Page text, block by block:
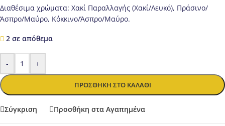
Διαθέσιμα χρώματα: Χακί Παραλλαγής (Χακί/Λευκό), Πράσινο/
Άσπρο/Μαύρο, Κόκκινο/Άσπρο/Μαύρο.
2 σε απόθεμα
- +
ΠΡΟΣΘΉΚΗ ΣΤΟ ΚΑΛΆΘΙ
Σύγκριση Προσθήκη στα Αγαπημένα